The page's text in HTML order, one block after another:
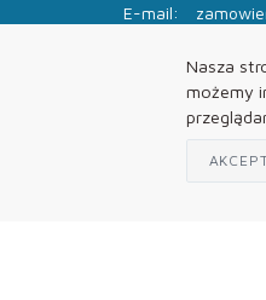
Nasza
możemy
E-mail:
Pon - Pt: 8:00 -